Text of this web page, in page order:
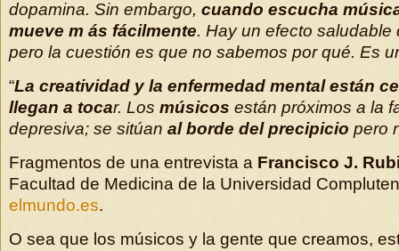
dopamina. Sin embargo, cuando escucha
mueve m ás fácilmente. Hay un efecto saludable
pero la cuestión es que no sabemos por qué. Es
“La creatividad y la enfermedad mental están
llegan a tocar. Los músicos están próximos a la
depresiva; se sitúan al borde del precipicio pero
Fragmentos de una entrevista a Francisco J.
Facultad de Medicina de la Universidad
elmundo.es.
O sea que los músicos y la gente que creamos,